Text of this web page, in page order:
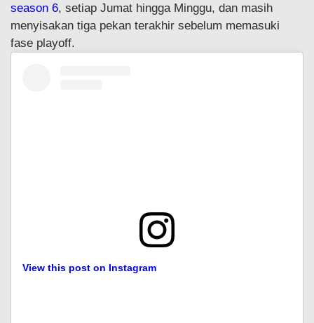
season 6, setiap Jumat hingga Minggu, dan masih
menyisakan tiga pekan terakhir sebelum memasuki
fase playoff.
View this post on Instagram